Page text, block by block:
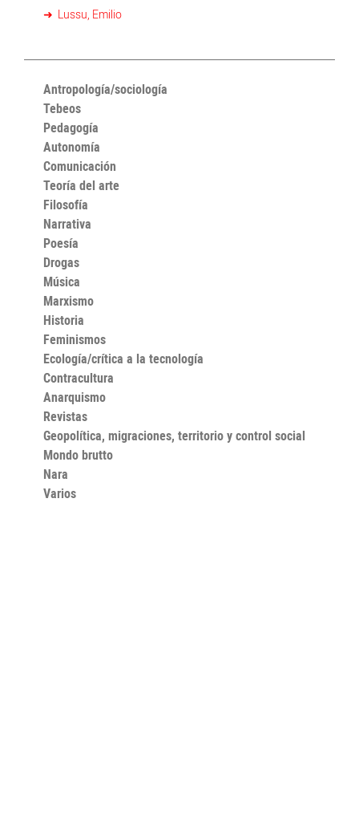
luego acabar con él y fagocitar las instituciones y el
Lussu narra la intrigas, las agitaciones callejeras que
pasión del testigo y la maestría del gran escritor que
fue, un crisol de figuras y personajes en toda su trágica
profundidad hasta hacer aflorar una doble explicación
que, más de cien años después, suena casi como una
advertencia: el fascismo se asienta siempre gracias al
uso de la violencia física, pero triunfa solo si logra
aprovecharse de la inacción de los contrarios.
Lussu, Emilio
Antropología/sociología
Tebeos
Pedagogía
Autonomía
Comunicación
Teoría del arte
Filosofía
Narrativa
Poesía
Drogas
Música
Marxismo
Historia
Feminismos
Ecología/crítica a la tecnología
Contracultura
Anarquismo
Revistas
Geopolítica, migraciones, territorio y control social
Mondo brutto
Nara
Varios